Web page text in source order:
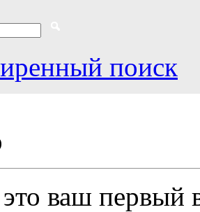
поиск
ваш первый